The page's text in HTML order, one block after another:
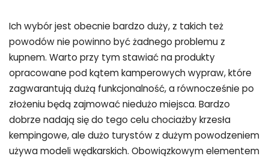
Ich wybór jest obecnie bardzo duży, z takich też
powodów nie powinno być żadnego problemu z
kupnem. Warto przy tym stawiać na produkty
opracowane pod kątem kamperowych wypraw, które
zagwarantują dużą funkcjonalność, a równocześnie po
złożeniu będą zajmować niedużo miejsca. Bardzo
dobrze nadają się do tego celu chociażby krzesła
kempingowe, ale dużo turystów z dużym powodzeniem
używa modeli wędkarskich. Obowiązkowym elementem